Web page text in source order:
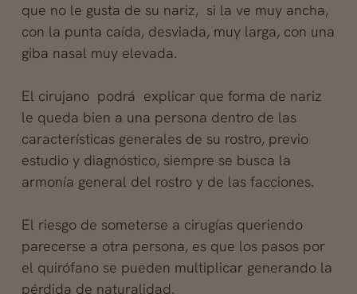
que no le gusta de su nariz, si la ve muy ancha,
con la punta caída, desviada, muy larga, con una
giba nasal muy elevada.
El cirujano podrá explicar que forma de nariz
le queda bien a una persona dentro de las
características generales de su rostro, previo
estudio y diagnóstico, siempre se busca la
armonía general del rostro y de las facciones.
El riesgo de someterse a cirugías queriendo
parecerse a otra persona, es que los pasos por
el quirófano se pueden multiplicar generando la
pérdida de naturalidad.